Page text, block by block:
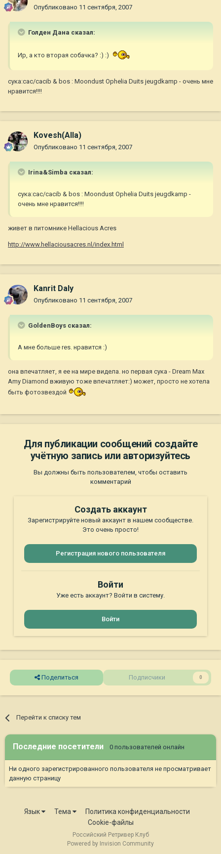
Опубликовано 11 сентября, 2007
Голден Дана сказал:
Ир, а кто вторая собачка? :) :)
сука:cac/cacib & bos : Moondust Ophelia Duits jeugdkamp - очень мне
нравится!!!!
Kovesh(Alla)
Опубликовано 11 сентября, 2007
Irina&Simba сказал:
сука:cac/cacib & bos : Moondust Ophelia Duits jeugdkamp -
очень мне нравится!!!!
живет в питомнике Hellacious Acres
http://www.hellaciousacres.nl/index.html
Kanrit Daly
Опубликовано 11 сентября, 2007
GoldenBoys сказал:
А мне больше res. нравится :)
она впечатляет, я ее на мире видела. но первая сука - Dream Max
Amy Diamond вживую тоже впечатляет:) может, просто не хотела
быть фотозвездой
Для публикации сообщений создайте
учётную запись или авторизуйтесь
Вы должны быть пользователем, чтобы оставить
комментарий
Создать аккаунт
Зарегистрируйте новый аккаунт в нашем сообществе.
Это очень просто!
Регистрация нового пользователя
Войти
Уже есть аккаунт? Войти в систему.
Войти
Поделиться Подписчики 0
Перейти к списку тем
Последние посетители 0 пользователей онлайн
Ни одного зарегистрированного пользователя не просматривает
данную страницу
Язык Тема
Политика конфиденциальности
Cookie-файлы
Российский Ретривер Клуб
Powered by Invision Community